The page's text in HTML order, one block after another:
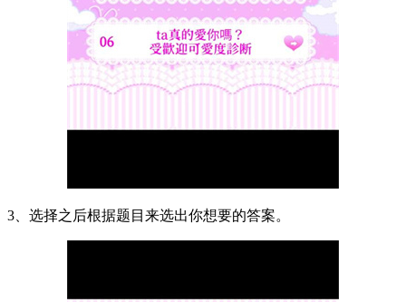
3、选择之后根据题目来选出你想要的答案。